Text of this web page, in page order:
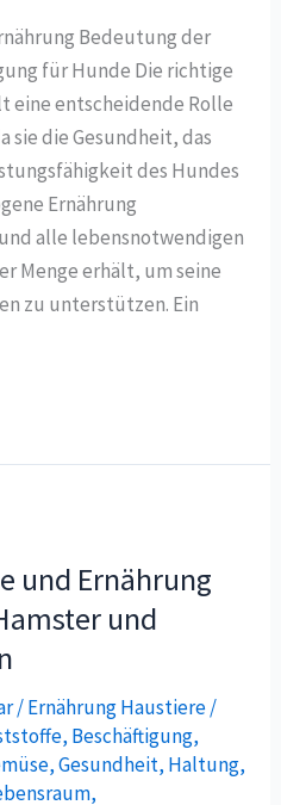
Bedeutung der
für Hunde Die richtige
eine entscheidende Rolle
sie die Gesundheit, das
des Hundes
Ernährung
alle lebensnotwendigen
Menge erhält, um seine
zu unterstützen. Ein
und Ernährung
und
/Ernährung Haustiere/
, Beschäftigung,
,Gesundheit, Haltung,
,